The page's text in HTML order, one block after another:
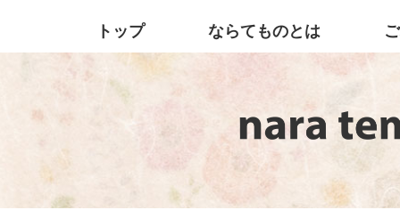
トップ ならてものとは